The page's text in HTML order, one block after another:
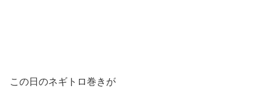
この日のネギトロ巻きが